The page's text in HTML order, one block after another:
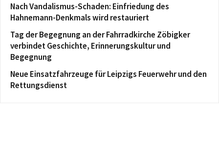
Nach Vandalismus-Schaden: Einfriedung des
Hahnemann-Denkmals wird restauriert
Tag der Begegnung an der Fahrradkirche Zöbigker
verbindet Geschichte, Erinnerungskultur und
Begegnung
Neue Einsatzfahrzeuge für Leipzigs Feuerwehr und den
Rettungsdienst